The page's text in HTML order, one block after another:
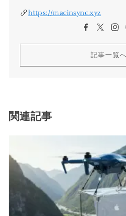
https://macinsync.xyz
記事一覧へ
関連記事